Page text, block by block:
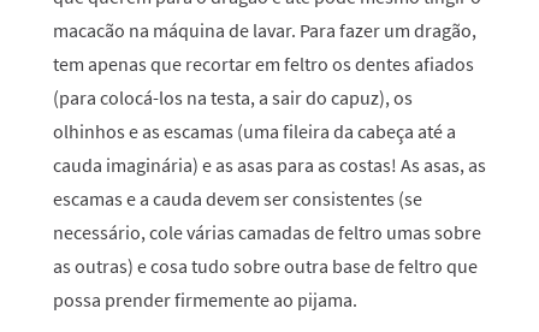
macacão na máquina de lavar. Para fazer um dragão,
tem apenas que recortar em feltro os dentes afiados
(para colocá-los na testa, a sair do capuz), os
olhinhos e as escamas (uma fileira da cabeça até a
cauda imaginária) e as asas para as costas! As asas, as
escamas e a cauda devem ser consistentes (se
necessário, cole várias camadas de feltro umas sobre
as outras) e cosa tudo sobre outra base de feltro que
possa prender firmemente ao pijama.